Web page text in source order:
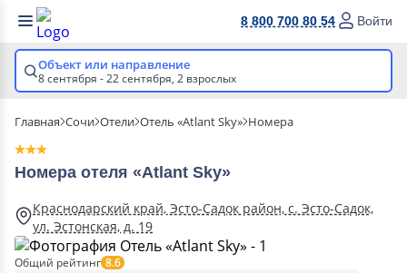
8 800 700 80 54 Войти
Объект или направление
8 сентября - 22 сентября, 2 взрослых
Главная Сочи Отели Отель «Atlant Sky» Номера
Номера отеля «Atlant Sky»
Краснодарский край, Эсто-Садок район, с. Эсто-Садок,
ул. Эстонская, д. 19
Общий рейтинг 8.6